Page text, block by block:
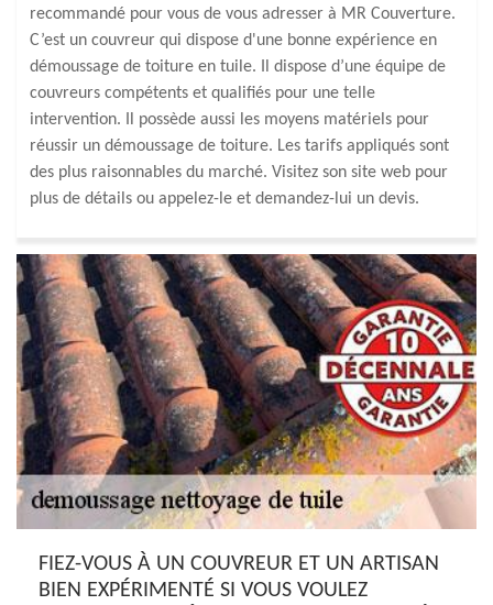
recommandé pour vous de vous adresser à MR Couverture.
C’est un couvreur qui dispose d'une bonne expérience en
démoussage de toiture en tuile. Il dispose d’une équipe de
couvreurs compétents et qualifiés pour une telle
intervention. Il possède aussi les moyens matériels pour
réussir un démoussage de toiture. Les tarifs appliqués sont
des plus raisonnables du marché. Visitez son site web pour
plus de détails ou appelez-le et demandez-lui un devis.
FIEZ-VOUS À UN COUVREUR ET UN ARTISAN
BIEN EXPÉRIMENTÉ SI VOUS VOULEZ